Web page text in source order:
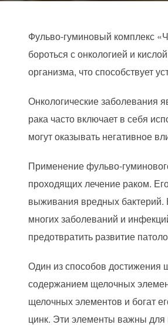
Фульво-гуминовый комплекс
бороться с онкологией и
организма, что способствует
Онкологические заболевания
рака часто включает в себя
могут оказывать негативное
Применение фульво-
проходящих лечение раком.
выживания вредных бактерий.
многих заболеваний и
предотвратить развитие
Один из способов достижения
содержанием щелочных
щелочных элементов и богат
цинк. Эти элементы важны для